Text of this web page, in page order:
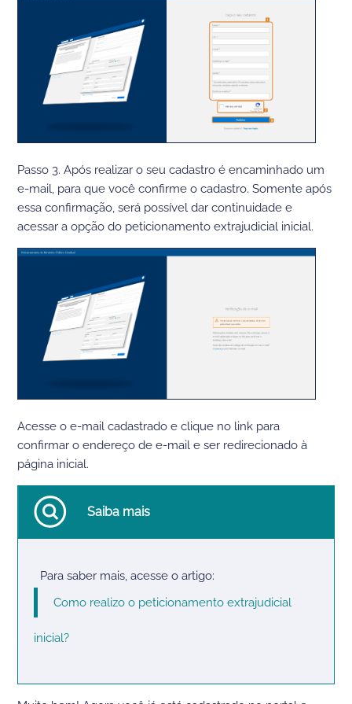
Passo 3. Após realizar o seu cadastro é encaminhado um
e-mail, para que você confirme o cadastro. Somente após
essa confirmação, será possível dar continuidade e
acessar a opção do peticionamento extrajudicial inicial.
Acesse o e-mail cadastrado e clique no link para
confirmar o endereço de e-mail e ser redirecionado à
página inicial.
Saiba mais
Para saber mais, acesse o artigo:
Como realizo o peticionamento extrajudicial
inicial?